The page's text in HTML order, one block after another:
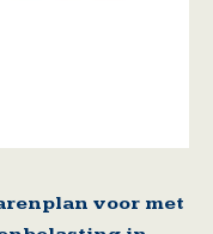
voor met